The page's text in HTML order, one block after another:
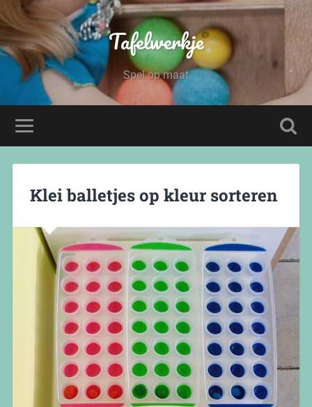
Tafelwerkje
Spel op maat
Klei balletjes op kleur sorteren